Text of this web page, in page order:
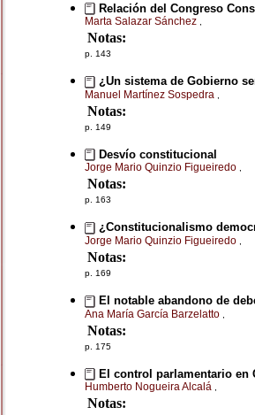
Relación del Congreso
Marta Salazar Sánchez ,
Notas:
p. 143
¿Un sistema de Gobierno
Manuel Martínez Sospedra
Notas:
p. 149
Desvío constitucional
Jorge Mario Quinzio Figueiredo ,
Notas:
p. 163
¿Constitucionalismo
Jorge Mario Quinzio Figueiredo
Notas:
p. 169
El notable abandono de
Ana María García Barzelatto
Notas:
p. 175
El control parlamentario en
Humberto Nogueira Alcalá
Notas: